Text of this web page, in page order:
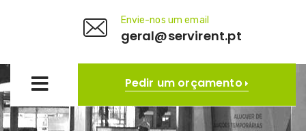
Envie-nos um email
geral@servirent.pt
Pedir um orçamento